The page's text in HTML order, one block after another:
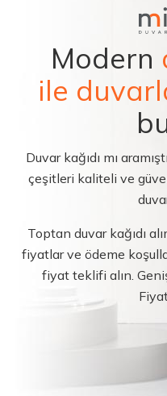
Modern
ile
Duvar kağıdı mı
çeşitleri kaliteli ve
Toptan duvar kağıdı
fiyatlar ve ödeme
fiyat teklifi alın.